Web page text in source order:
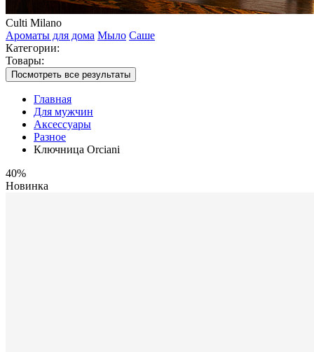
Culti Milano
Ароматы для дома Мыло Саше
Категории:
Товары:
Посмотреть все результаты
Главная
Для мужчин
Аксессуары
Разное
Ключница Orciani
40%
Новинка